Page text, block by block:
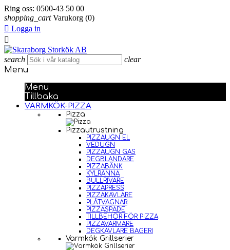
Ring oss: 0500-43 50 00
shopping_cart Varukorg (0)
 Logga in

search clear
Menu
Menu
Tillbaka
VARMKÖK-PIZZA
Pizza
Pizzautrustning
PIZZAUGN EL
VEDUGN
PIZZAUGN GAS
DEGBLANDARE
PIZZABÄNK
KYLRÄNNA
BULLRIVARE
PIZZAPRESS
PIZZAKAVLARE
PLÅTVAGNAR
PIZZASPADE
TILLBEHÖR FÖR PIZZA
PIZZAVÄRMARE
DEGKAVLARE BAGERI
Varmkök Grillserier